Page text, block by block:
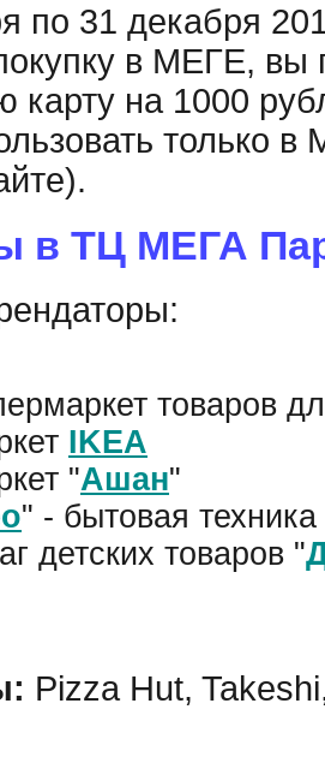
по 31 декабря
в МЕГЕ, вы
карту на 1000
только
в ТЦ МЕГА
товаров
IKEA
"Ашан"
" - бытовая
детских товаров "
Pizza Hut,